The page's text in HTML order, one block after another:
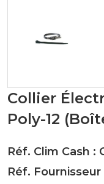
Collier
Poly-12
Réf. Clim Cash :
Réf. Fournisseur